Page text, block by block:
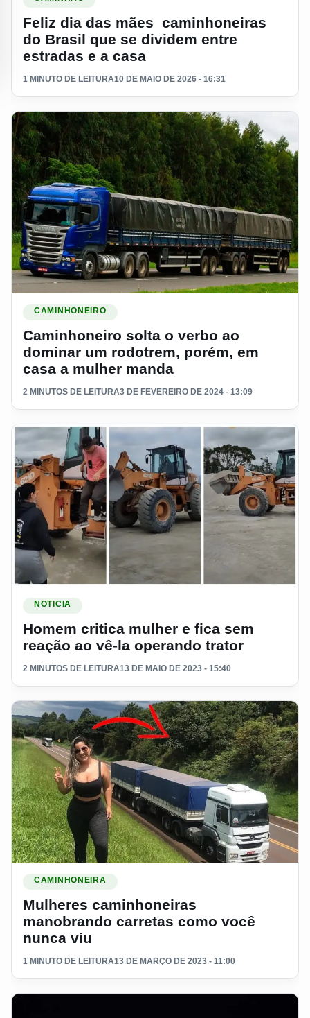
Feliz dia das mães caminhoneiras
do Brasil que se dividem entre
estradas e a casa
1 MINUTO DE LEITURA10 DE MAIO DE 2026 - 16:31
CAMINHONEIRO
Caminhoneiro solta o verbo ao
dominar um rodotrem, porém, em
casa a mulher manda
2 MINUTOS DE LEITURA3 DE FEVEREIRO DE 2024 - 13:09
NOTICIA
Homem critica mulher e fica sem
reação ao vê-la operando trator
2 MINUTOS DE LEITURA13 DE MAIO DE 2023 - 15:40
CAMINHONEIRA
Mulheres caminhoneiras
manobrando carretas como você
nunca viu
1 MINUTO DE LEITURA13 DE MARÇO DE 2023 - 11:00